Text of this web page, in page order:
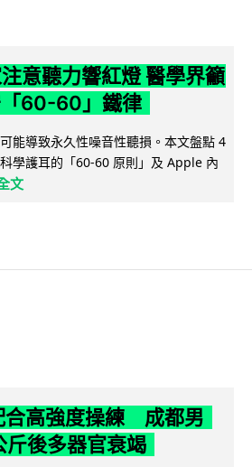
意聽力響紅燈 醫學界籲
60-60」鐵律
能導致永久性噪音性聽損。本文盤點 4
學護耳的「60-60 原則」及 Apple 內
文
合高強度操練 成都男
後多器官衰竭